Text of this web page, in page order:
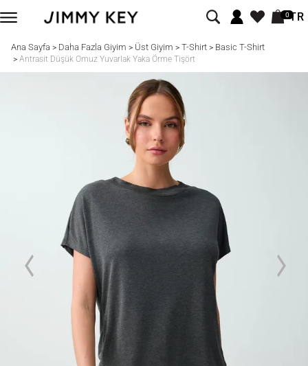
0TR
Ana Sayfa > Daha Fazla Giyim > Üst Giyim > T-Shirt> Basic T-Shirt
> Antrasit Düşük Omuz Yuvarlak Yaka Örme Tişört